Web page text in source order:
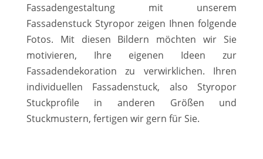
Fassadengestaltung mit unserem
Fassadenstuck Styropor zeigen Ihnen folgende
Fotos. Mit diesen Bildern möchten wir Sie
motivieren, Ihre eigenen Ideen zur
Fassadendekoration zu verwirklichen. Ihren
individuellen Fassadenstuck, also Styropor
Stuckprofile in anderen Größen und
Stuckmustern, fertigen wir gern für Sie.